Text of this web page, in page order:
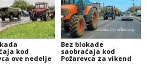
kod
ove nedelje
Bez blokade
saobraćaja kod
Požarevca za vikend